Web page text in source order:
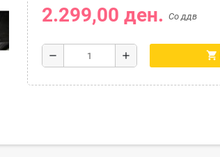
2.299,00 ден. Со ддв
remove add shopping_cart